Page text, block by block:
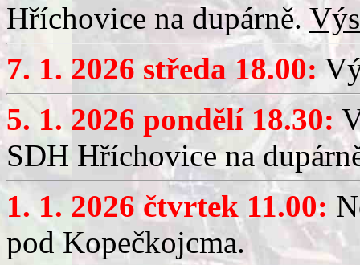
Hříchovice na dupárně.
7. 1. 2026 středa 18.00:
5. 1. 2026 pondělí 18.30:
SDH Hříchovice na
1. 1. 2026 čtvrtek 11.00:
pod Kopečkojcma.